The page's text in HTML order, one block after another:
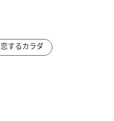
恋するカラダ